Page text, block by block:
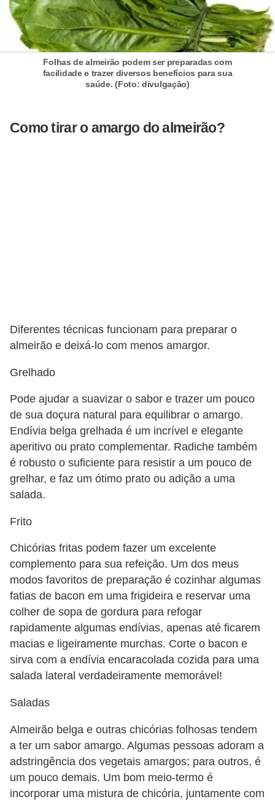
Folhas de almeirão podem ser preparadas com
facilidade e trazer diversos benefícios para sua
saúde. (Foto: divulgação)
Como tirar o amargo do almeirão?
Diferentes técnicas funcionam para preparar o
almeirão e deixá-lo com menos amargor.
Grelhado
Pode ajudar a suavizar o sabor e trazer um pouco
de sua doçura natural para equilibrar o amargo.
Endívia belga grelhada é um incrível e elegante
aperitivo ou prato complementar. Radiche também
é robusto o suficiente para resistir a um pouco de
grelhar, e faz um ótimo prato ou adição a uma
salada.
Frito
Chicórias fritas podem fazer um excelente
complemento para sua refeição. Um dos meus
modos favoritos de preparação é cozinhar algumas
fatias de bacon em uma frigideira e reservar uma
colher de sopa de gordura para refogar
rapidamente algumas endívias, apenas até ficarem
macias e ligeiramente murchas. Corte o bacon e
sirva com a endívia encaracolada cozida para uma
salada lateral verdadeiramente memorável!
Saladas
Almeirão belga e outras chicórias folhosas tendem
a ter um sabor amargo. Algumas pessoas adoram a
adstringência dos vegetais amargos; para outros, é
um pouco demais. Um bom meio-termo é
incorporar uma mistura de chicória, juntamente com